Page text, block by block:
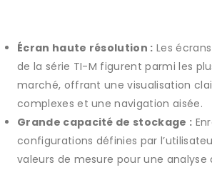
Écran haute résolution : Les
de la série TI-M figurent parmi les
marché, offrant une visualisation
complexes et une navigation aisée.
Grande capacité de stockage :
configurations définies par
valeurs de mesure pour une